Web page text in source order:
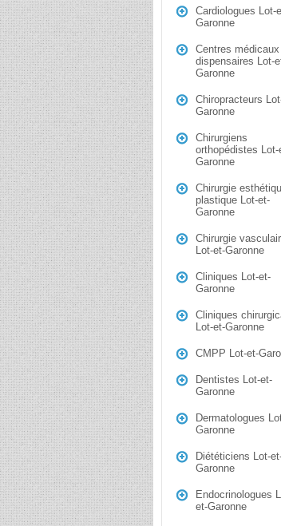
Cardiologues Lot-
Garonne
Centres médicaux
dispensaires Lot-
Garonne
Chiropracteurs
Garonne
Chirurgiens
orthopédistes Lot-
Garonne
Chirurgie
plastique Lot-et-
Garonne
Chirurgie
Lot-et-Garonne
Cliniques Lot-et-
Garonne
Cliniques
Lot-et-Garonne
CMPP Lot-et-
Dentistes Lot-et-
Garonne
Dermatologues
Garonne
Diététiciens Lot-
Garonne
Endocrinologues
et-Garonne